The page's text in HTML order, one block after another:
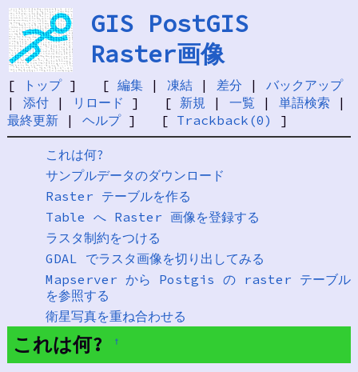
GIS PostGIS
Raster画像
[ トップ] [ 編集| 凍結| 差分 | バックアップ
| 添付| リロード ] [ 新規 | 一覧 | 単語検索 |
最終更新| ヘルプ] [ Trackback(0) ]
これは何?
サンプルデータのダウンロード
Raster テーブルを作る
Table へ Raster 画像を登録する
ラスタ制約をつける
GDAL でラスタ画像を切り出してみる
Mapserver から Postgis の raster テーブル
を参照する
衛星写真を重ね合わせる
これは何? †